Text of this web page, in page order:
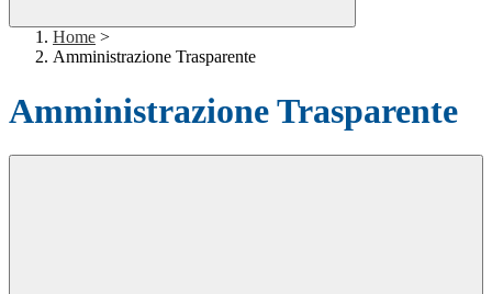
Home >
Amministrazione Trasparente
Amministrazione Trasparente